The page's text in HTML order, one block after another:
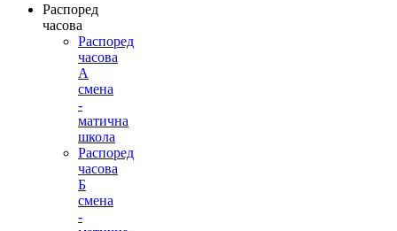
Распоред
часова
Распоред
часова
А
смена
-
матична
школа
Распоред
часова
Б
смена
-